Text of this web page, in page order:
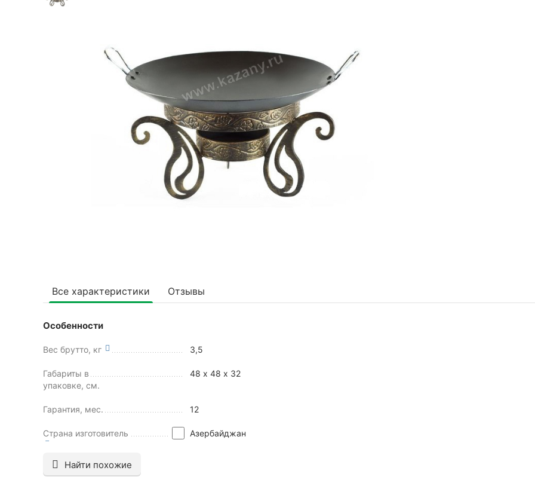
Все характеристики Отзывы
Особенности
Вес брутто, кг 3,5
Габариты в
упаковке, см.
48 х 48 х 32
Гарантия, мес. 12
Страна изготовитель Азербайджан
Найти похожие